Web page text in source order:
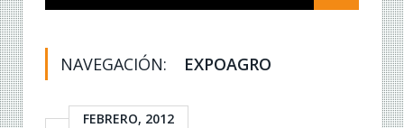
NAVEGACIÓN: EXPOAGRO
FEBRERO, 2012